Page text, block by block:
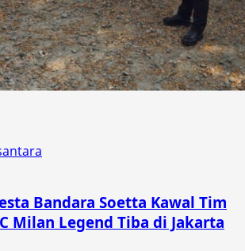
Bandara Soetta Kawal Tim
Milan Legend Tiba di Jakarta